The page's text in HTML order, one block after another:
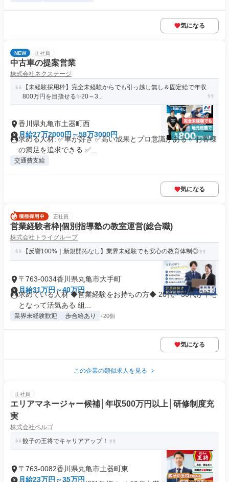
気になる
NEW 正社員
中古車の提案営業
株式会社ネクステージ
【未経験採用枠】完全未経験からでも引っ越し無し＆固定給で年収
800万円を目指せる✨20～3...
香川県丸亀市土器町西
月給27万2000円～58万3000円
求める人材: ✅車が好き ✅高い成果とプロ意識がある ✅お客様
の満足を追求できる ✅...
交通費支給
気になる
正社員
営業経験者枠|個別指導塾の教室運営(総合職)
株式会社トライグループ
【反響100%｜新規開拓なし】業界未経験でも安心の教育体制◎
〒763-0034香川県丸亀市大手町
月給31万円～40万円
求めている人材 ◆営業経験をお持ちの方◆ 20代・30代が中心
となって活気ある 組...
業界未経験歓迎 歩合給あり +20個
気になる
この企業の類似求人を見る
正社員
エリアマネージャー候補│年収500万円以上│研修制度充
実
株式会社ペルゴ
餃子の王将でキャリアアップ！
〒763-0082香川県丸亀市土器町東
月給23万円～35万円